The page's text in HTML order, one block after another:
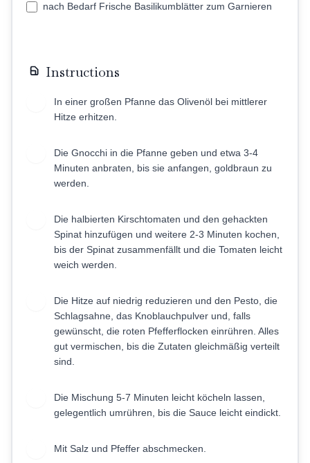
nach Bedarf Frische Basilikumblätter zum Garnieren
Instructions
In einer großen Pfanne das Olivenöl bei mittlerer
Hitze erhitzen.
Die Gnocchi in die Pfanne geben und etwa 3-4
Minuten anbraten, bis sie anfangen, goldbraun zu
werden.
Die halbierten Kirschtomaten und den gehackten
Spinat hinzufügen und weitere 2-3 Minuten kochen,
bis der Spinat zusammenfällt und die Tomaten leicht
weich werden.
Die Hitze auf niedrig reduzieren und den Pesto, die
Schlagsahne, das Knoblauchpulver und, falls
gewünscht, die roten Pfefferflocken einrühren. Alles
gut vermischen, bis die Zutaten gleichmäßig verteilt
sind.
Die Mischung 5-7 Minuten leicht köcheln lassen,
gelegentlich umrühren, bis die Sauce leicht eindickt.
Mit Salz und Pfeffer abschmecken.